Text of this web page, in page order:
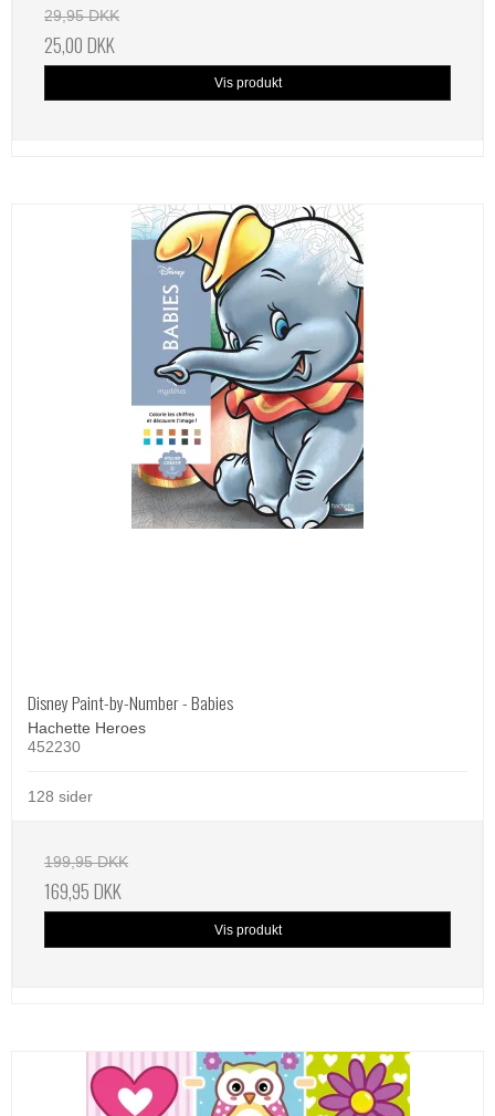
29,95 DKK
25,00 DKK
Vis produkt
Disney Paint-by-Number - Babies
Hachette Heroes
452230
128 sider
199,95 DKK
169,95 DKK
Vis produkt